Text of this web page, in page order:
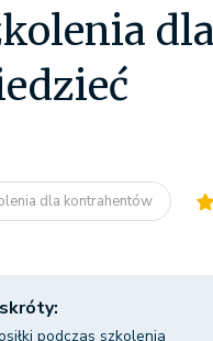
dla kontrahentów
podczas szkolenia